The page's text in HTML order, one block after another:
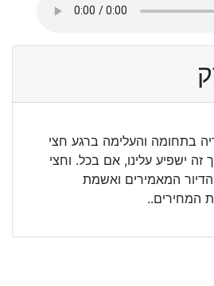
בתחומה והעלימה ברגע חצי
זה ישפיע עלינו, אם בכל. וחצי
המאמירים ואשמת
המחירים..